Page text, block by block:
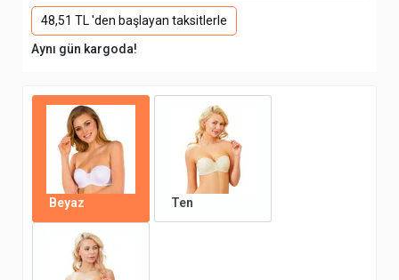
48,51 TL 'den başlayan taksitlerle
Aynı gün kargoda!
Beyaz Ten